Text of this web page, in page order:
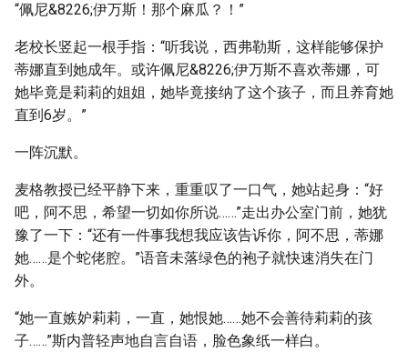
“佩尼&8226;伊万斯！那个麻瓜？！”
老校长竖起一根手指：“听我说，西弗勒斯，这样能够保护
蒂娜直到她成年。或许佩尼&8226;伊万斯不喜欢蒂娜，可
她毕竟是莉莉的姐姐，她毕竟接纳了这个孩子，而且养育她
直到6岁。”
一阵沉默。
麦格教授已经平静下来，重重叹了一口气，她站起身：“好
吧，阿不思，希望一切如你所说……”走出办公室门前，她犹
豫了一下：“还有一件事我想我应该告诉你，阿不思，蒂娜
她……是个蛇佬腔。”语音未落绿色的袍子就快速消失在门
外。
“她一直嫉妒莉莉，一直，她恨她……她不会善待莉莉的孩
子……”斯内普轻声地自言自语，脸色象纸一样白。